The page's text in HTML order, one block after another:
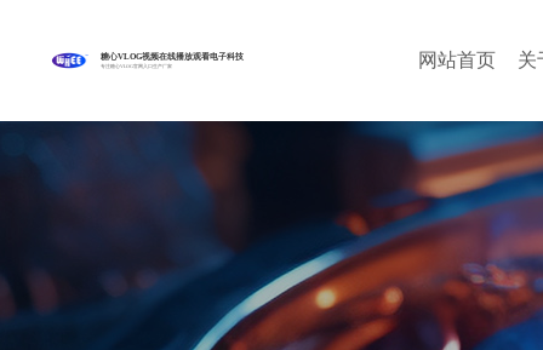
糖心VLOG视频在线播放观看电子科技
专注糖心VLOG官网入口生产厂家 网站首页 关